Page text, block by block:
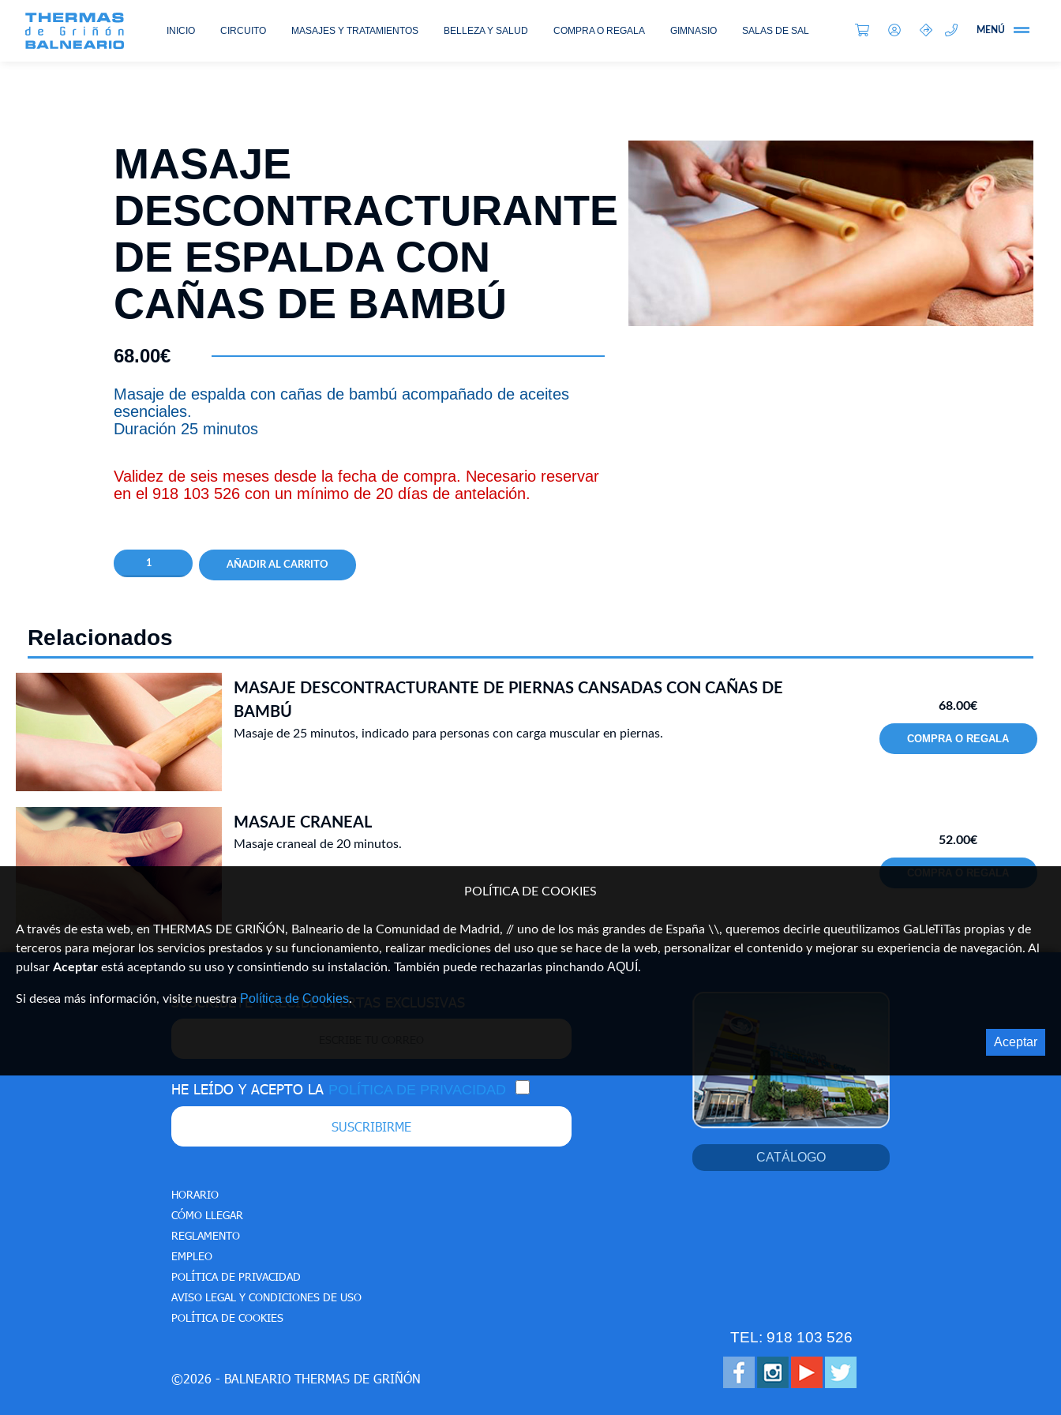
POLÍTICA DE COOKIES
A través de esta web, en THERMAS DE GRIÑÓN, Balneario de la Comunidad de Madrid, // uno de los más grandes de España \\, queremos decirle queutilizamos GaLleTiTas propias y de
terceros para mejorar los servicios prestados y su funcionamiento, realizar mediciones del uso que se hace de la web, personalizar el contenido y mejorar su experiencia de navegación. Al
pulsar Aceptar está aceptando su uso y consintiendo su instalación. También puede rechazarlas pinchando AQUÍ .
Si desea más información, visite nuestra Política de Cookies.
Aceptar
INICIO CIRCUITO MASAJES Y TRATAMIENTOS BELLEZA Y SALUD COMPRA O REGALA GIMNASIO SALAS DE SAL MENÚ
MASAJE
DESCONTRACTURANTE
DE ESPALDA CON
CAÑAS DE BAMBÚ
68.00€
Masaje de espalda con cañas de bambú acompañado de aceites
esenciales.
Duración 25 minutos
Validez de seis meses desde la fecha de compra. Necesario reservar
en el 918 103 526 con un mínimo de 20 días de antelación.
AÑADIR AL CARRITO
Relacionados
MASAJE DESCONTRACTURANTE DE PIERNAS CANSADAS CON CAÑAS DE
BAMBÚ
Masaje de 25 minutos, indicado para personas con carga muscular en piernas.
68.00€
COMPRA O REGALA
MASAJE CRANEAL
Masaje craneal de 20 minutos. 52.00€
SUSCRÍBETE Y RECIBE OFERTAS EXCLUSIVAS
HE LEÍDO Y ACEPTO LA POLÍTICA DE PRIVACIDAD
SUSCRIBIRME
HORARIO
CÓMO LLEGAR
REGLAMENTO
EMPLEO
POLÍTICA DE PRIVACIDAD
AVISO LEGAL Y CONDICIONES DE USO
POLÍTICA DE COOKIES
©2026 - BALNEARIO THERMAS DE GRIÑÓN
CATÁLOGO
TEL: 918 103 526